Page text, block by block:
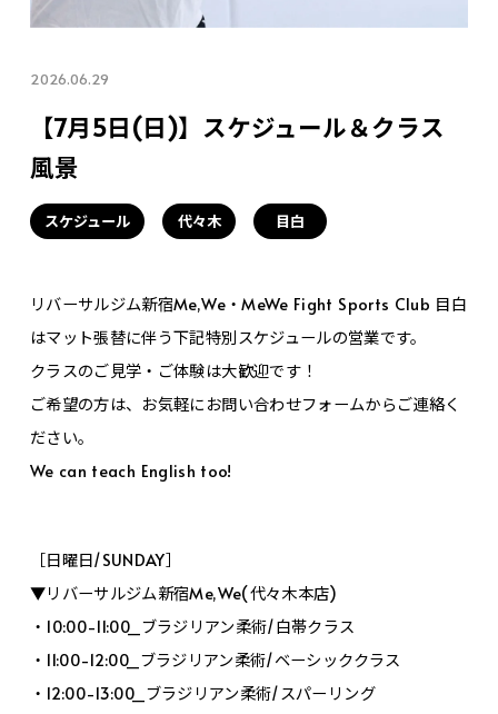
2026.06.29
【7月5日(日)】スケジュール＆クラス
風景
スケジュール 代々木 目白
リバーサルジム新宿Me,We・MeWe Fight Sports Club 目白
はマット張替に伴う下記特別スケジュールの営業です。
クラスのご見学・ご体験は大歓迎です！
ご希望の方は、お気軽にお問い合わせフォームからご連絡く
ださい。
We can teach English too!
［日曜日/SUNDAY］
▼リバーサルジム新宿Me,We(代々木本店)
・10:00-11:00_ブラジリアン柔術/白帯クラス
・11:00-12:00_ブラジリアン柔術/ベーシッククラス
・12:00-13:00_ブラジリアン柔術/スパーリング